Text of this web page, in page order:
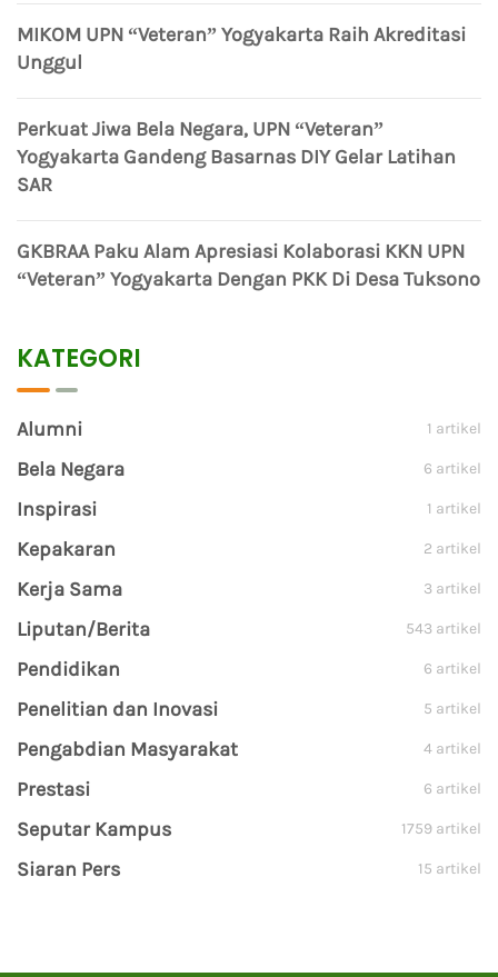
MIKOM UPN “Veteran” Yogyakarta Raih Akreditasi
Unggul
Perkuat Jiwa Bela Negara, UPN “Veteran”
Yogyakarta Gandeng Basarnas DIY Gelar Latihan
SAR
GKBRAA Paku Alam Apresiasi Kolaborasi KKN UPN
“Veteran” Yogyakarta Dengan PKK Di Desa Tuksono
KATEGORI
Alumni 1 artikel
Bela Negara 6 artikel
Inspirasi 1 artikel
Kepakaran 2 artikel
Kerja Sama 3 artikel
Liputan/Berita 543 artikel
Pendidikan 6 artikel
Penelitian dan Inovasi 5 artikel
Pengabdian Masyarakat 4 artikel
Prestasi 6 artikel
Seputar Kampus 1759 artikel
Siaran Pers 15 artikel